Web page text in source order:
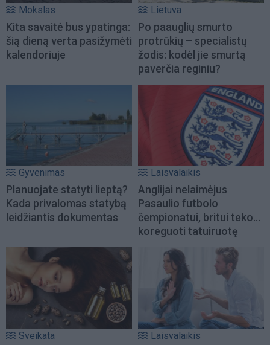
Mokslas
Kita savaitė bus ypatinga:
šią dieną verta pasižymėti
kalendoriuje
Lietuva
Po paauglių smurto
protrūkių – specialistų
žodis: kodėl jie smurtą
paverčia reginiu?
Gyvenimas
Planuojate statyti lieptą?
Kada privalomas statybą
leidžiantis dokumentas
Laisvalaikis
Anglijai nelaimėjus
Pasaulio futbolo
čempionatui, britui teko...
koreguoti tatuiruotę
Sveikata Laisvalaikis